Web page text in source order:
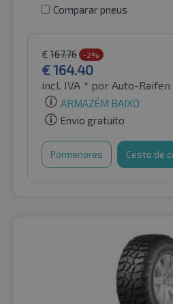
Comparar pneus
€ 167.76 -2%
€164.40
incl. IVA * por Auto-Raifen
ARMAZÉM BAIXO
Envio gratuito
Pormenores Cesto de